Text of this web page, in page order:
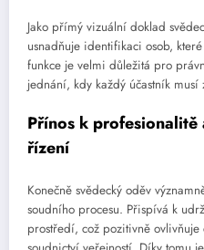
Jako přímý vizuální doklad
usnadňuje identifikaci osob,
funkce je velmi důležitá pro
jednání, kdy každý účastník musí
Přínos k
řízení
Konečně svědecký oděv
soudního procesu. Přispívá k
prostředí, což pozitivně